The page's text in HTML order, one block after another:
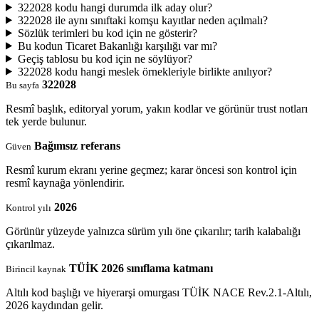
322028 kodu hangi durumda ilk aday olur?
322028 ile aynı sınıftaki komşu kayıtlar neden açılmalı?
Sözlük terimleri bu kod için ne gösterir?
Bu kodun Ticaret Bakanlığı karşılığı var mı?
Geçiş tablosu bu kod için ne söylüyor?
322028 kodu hangi meslek örnekleriyle birlikte anılıyor?
Bu sayfa 322028
Resmî başlık, editoryal yorum, yakın kodlar ve görünür trust notları
tek yerde bulunur.
Güven Bağımsız referans
Resmî kurum ekranı yerine geçmez; karar öncesi son kontrol için
resmî kaynağa yönlendirir.
Kontrol yılı 2026
Görünür yüzeyde yalnızca sürüm yılı öne çıkarılır; tarih kalabalığı
çıkarılmaz.
Birincil kaynak TÜİK 2026 sınıflama katmanı
Altılı kod başlığı ve hiyerarşi omurgası TÜİK NACE Rev.2.1-Altılı,
2026 kaydından gelir.